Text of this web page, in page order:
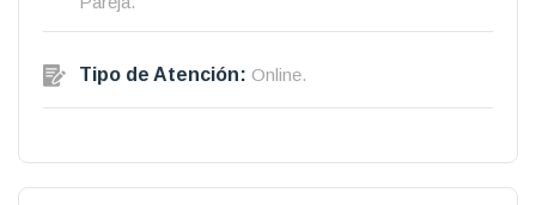
Tipo de Atención: Online.